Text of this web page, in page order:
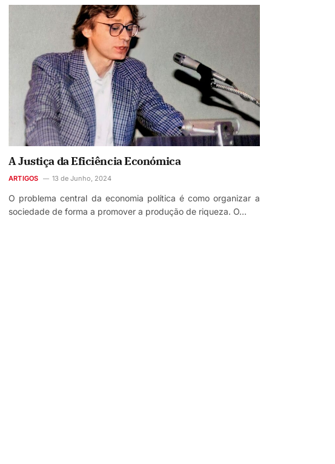
A Justiça da Eficiência Económica
ARTIGOS 13 de Junho, 2024
O problema central da economia política é como organizar a
sociedade de forma a promover a produção de riqueza. O…